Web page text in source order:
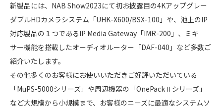
新製品には、NAB Show2023にて初お披露目の4Kアップグレー
ダブルHDカメラシステム「UHK-X600/BSX-100」や、池上のIP
対応製品の１つであるIP Media Gateway「IMR-200」、ミキ
サー機能を搭載したオーディオルーター「DAF-040」など多数ご
紹介いたします。
その他多くのお客様にお使いいただきご好評いただいている
「MuPS-5000シリーズ」や周辺機器の「OnePackⅡシリーズ」
など大規模から小規模まで、お客様のニーズに最適なシステムソ